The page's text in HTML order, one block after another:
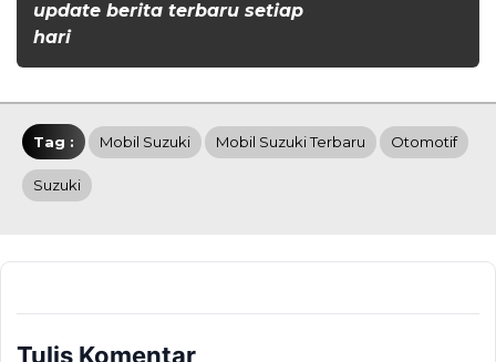
update berita terbaru setiap
hari
Tag : Mobil Suzuki Mobil Suzuki Terbaru Otomotif
Suzuki
Tulis Komentar